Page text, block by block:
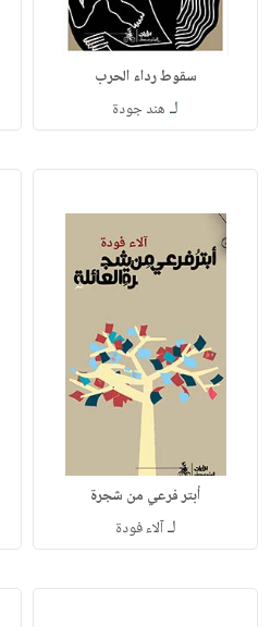
سقوط رداء الحرب
لـ هند جودة
أبتر فرعي من شجرة
لـآلاء فودة